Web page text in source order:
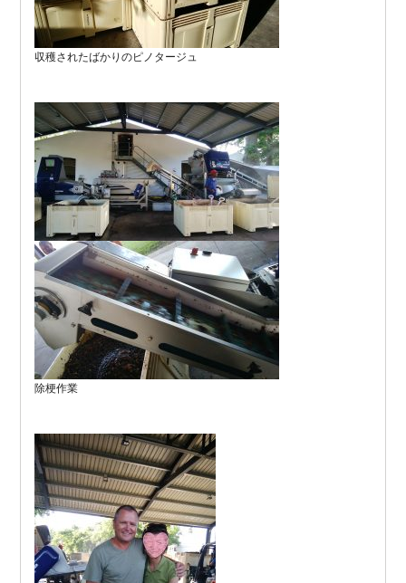
収穫されたばかりのピノタージュ
除梗作業